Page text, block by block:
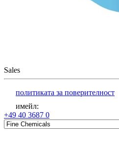
Sales
политиката за поверителност
имейл:
+49 40 3687 0